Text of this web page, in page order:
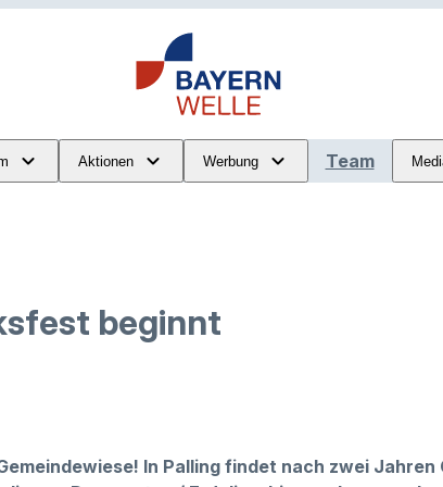
Aktionen Werbung Team
beginnt
In Palling findet nach zwei